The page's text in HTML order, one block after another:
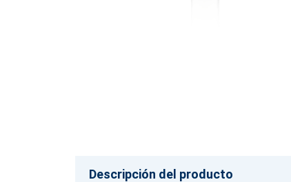
Descripción del producto